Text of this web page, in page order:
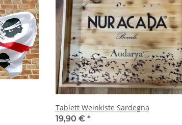
Tablett Weinkiste Sardegna
19,90 € *